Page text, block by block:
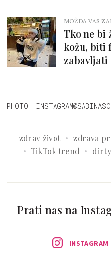
MOŽDA VAS
Tko ne bi
kožu, biti
zabavljati
PHOTO:
zdrav život zdrava
TikTok trend
Prati nas na
INSTAGRAM